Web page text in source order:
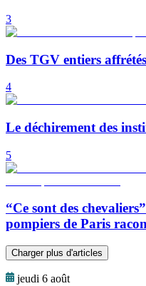
3
Des TGV entiers
4
Le déchirement des
5
“Ce sont des
pompiers de Paris
Charger plus d'articles
jeudi 6 août